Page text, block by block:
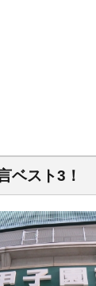
ベスト3！